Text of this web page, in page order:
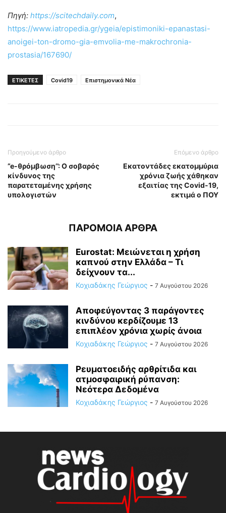
Πηγή: https://scitechdaily.com,
https://www.iatropedia.gr/ygeia/epistimoniki-epanastasi-
anoigei-ton-dromo-gia-emvolia-me-makrochronia-
prostasia/167690/
ΕΤΙΚΕΤΕΣ Covid19 Επιστημονικά Νέα
Προηγούμενο άρθρο
”e-θρόμβωση’’: Ο σοβαρός
κίνδυνος της
παρατεταμένης χρήσης
υπολογιστών
Επόμενο άρθρο
Εκατοντάδες εκατομμύρια
χρόνια ζωής χάθηκαν
εξαιτίας της Covid-19,
εκτιμά ο ΠΟΥ
ΠΑΡΟΜΟΙΑ ΑΡΘΡΑ
Eurostat: Μειώνεται η χρήση
καπνού στην Ελλάδα – Τι
δείχνουν τα...
Κοχιαδάκης Γεώργιος - 7 Αυγούστου 2026
Αποφεύγοντας 3 παράγοντες
κινδύνου κερδίζουμε 13
επιπλέον χρόνια χωρίς άνοια
Κοχιαδάκης Γεώργιος - 7 Αυγούστου 2026
Ρευματοειδής αρθρίτιδα και
ατμοσφαιρική ρύπανση:
Νεότερα Δεδομένα
Κοχιαδάκης Γεώργιος - 7 Αυγούστου 2026